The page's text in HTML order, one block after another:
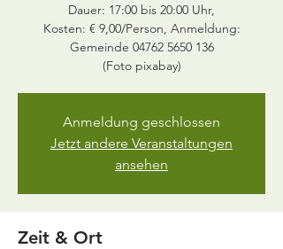
Dauer: 17:00 bis 20:00 Uhr,
Kosten: € 9,00/Person, Anmeldung:
Gemeinde 04762 5650 136
(Foto pixabay)
Anmeldung geschlossen
Jetzt andere Veranstaltungen
ansehen
Zeit & Ort